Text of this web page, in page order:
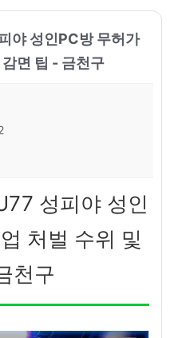
야 성인PC방 무허가
면 팁 - 금천구
성피야 성인
처벌 수위 및
천구